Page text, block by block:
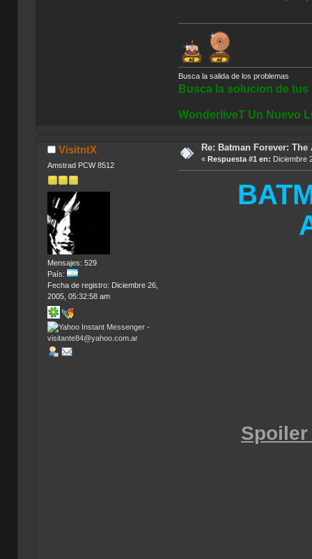
Busca la salida de los problemas
Busca la solucion de
WonderliveT Un Nuevo
VisitntX
Amstrad PCW 8512
Mensajes: 529
País:
Fecha de registro: Diciembre 26,
2005, 05:32:58 am
Re: Batman Forever: The
« Respuesta #1 en: Diciembre